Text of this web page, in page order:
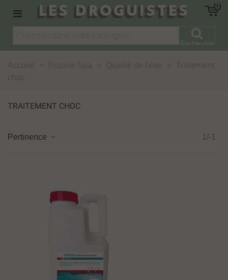
LES DROGUISTES 0
Rechercher
TRAITEMENT CHOC
Pertinence 1/-1